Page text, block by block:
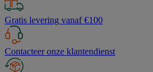
Gratis levering vanaf €100
Contacteer onze klantendienst